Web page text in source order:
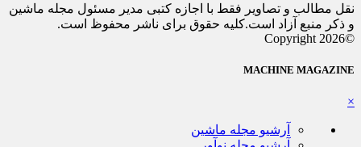
نقل مطالب و تصاویر فقط با اجازه کتبی مدیر مسئول مجله ماشین
و ذکر منبع آزاد است.کلیه حقوق برای ناشر محفوظ است.
©Copyright 2026
MACHINE MAGAZINE
×
آرشیو مجله ماشین